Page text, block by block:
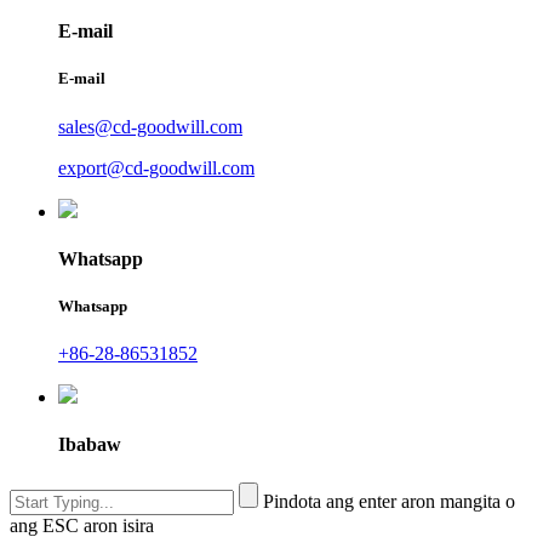
E-mail
E-mail
sales@cd-goodwill.com
export@cd-goodwill.com
Whatsapp
Whatsapp
+86-28-86531852
Ibabaw
Pindota ang enter aron mangita o
ang ESC aron isira